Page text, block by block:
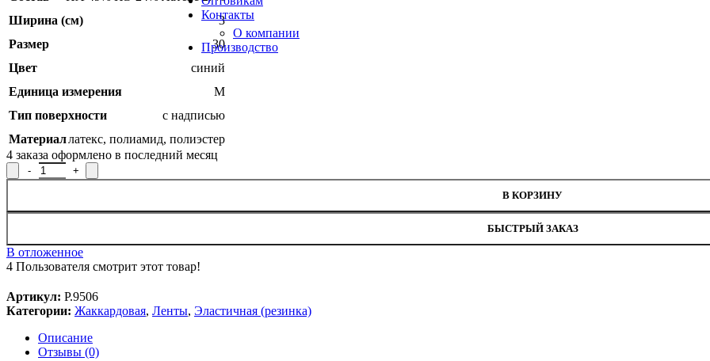
Контакты
О компании
Производство
Ширина (см)
3
Размер
30
Цвет
синий
Единица измерения
М
Тип поверхности
с надписью
Материаллатекс, полиамид, полиэстер
4 заказа оформлено в последний месяц
Количество товара Лента эластичная жаккардовая Р.9506, ширина 3 см
В КОРЗИНУ
БЫСТРЫЙ ЗАКАЗ
В отложенное
4 Пользователя смотрит этот товар!
Артикул: Р.9506
Категории: Жаккардовая, Ленты, Эластичная (резинка)
Описание
Отзывы (0)